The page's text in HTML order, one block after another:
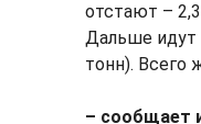
отстают –
Дальше идут
тонн). Всего
– сообщает